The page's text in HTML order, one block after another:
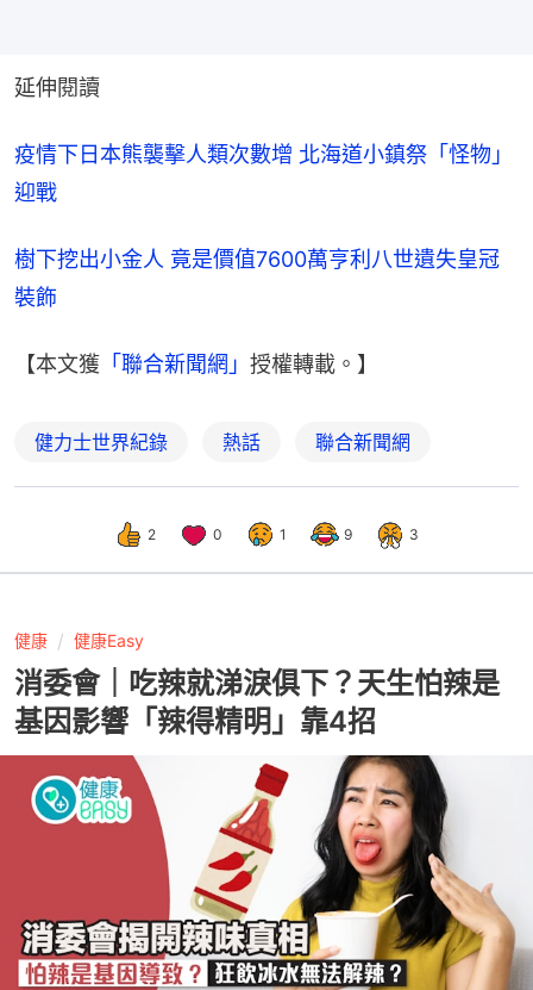
延伸閱讀
疫情下日本熊襲擊人類次數增 北海道小鎮祭「怪物」
迎戰
樹下挖出小金人 竟是價值7600萬亨利八世遺失皇冠
裝飾
【本文獲 「聯合新聞網」 授權轉載。】
健力士世界紀錄 熱話 聯合新聞網
2 0 1 9 3
健康 健康Easy
消委會｜吃辣就涕淚俱下？天生怕辣是
基因影響「辣得精明」靠4招